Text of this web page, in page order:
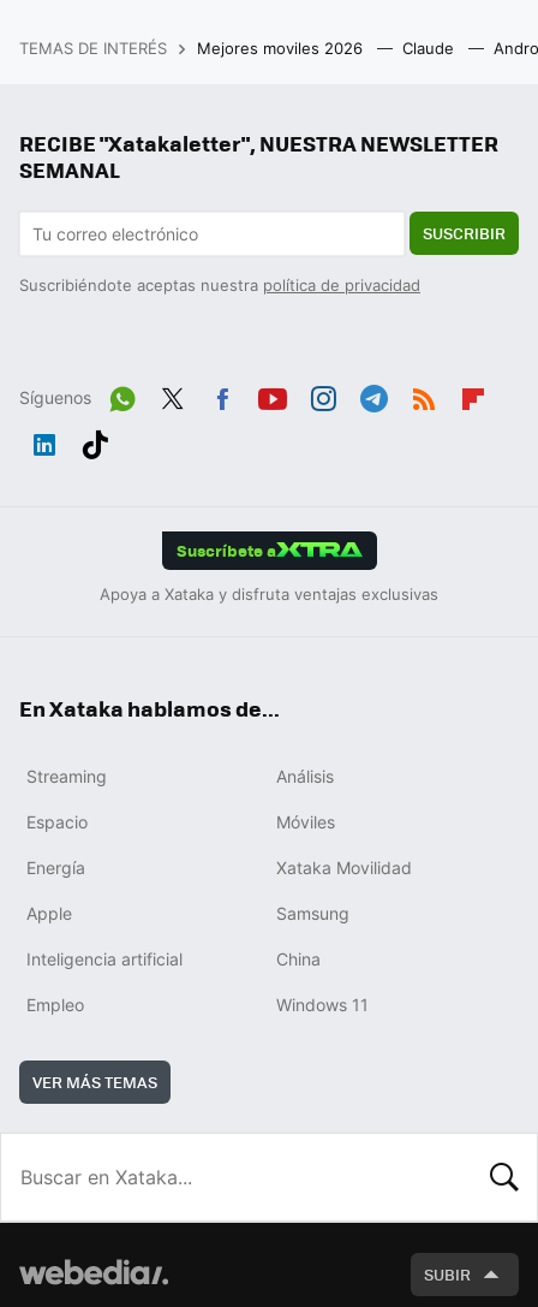
TEMAS DE INTERÉS Mejores moviles 2026 Claude
RECIBE "Xatakaletter", NUESTRA NEWSLETTER
SEMANAL
SUSCRIBIR
Suscribiéndote aceptas nuestra política de privacidad
Síguenos
Wh
Suscríbete a
Apoya a Xataka y disfruta ventajas exclusivas
En Xataka hablamos de...
Streaming Análisis
Espacio Móviles
Energía Xataka Movilidad
Apple Samsung
Inteligencia artificial China
Empleo Windows 11
VER MÁS TEMAS
SUBIR